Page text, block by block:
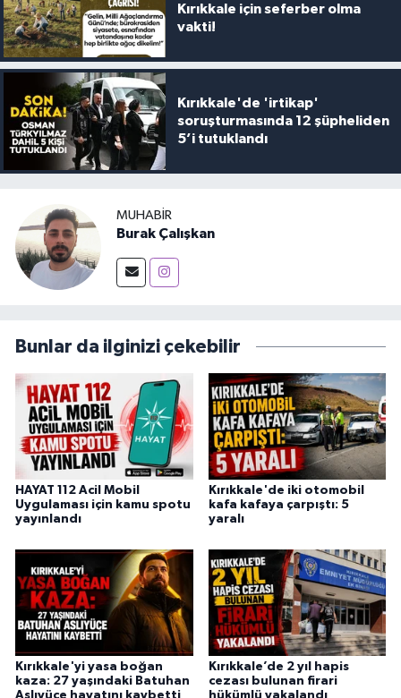
Kırıkkale için seferber olma
vakti!
Kırıkkale'de 'irtikap'
soruşturmasında 12 şüpheliden
5’i tutuklandı
MUHABIR
Burak Çalışkan
Bunlar da ilginizi çekebilir
HAYAT 112 Acil Mobil
Uygulaması için kamu spotu
yayınlandı
Kırıkkale'de iki otomobil
kafa kafaya çarpıştı: 5
yaralı
Kırıkkale'yi yasa boğan
kaza: 27 yaşındaki Batuhan
Aslıyüce hayatını kaybetti
Kırıkkale’de 2 yıl hapis
cezası bulunan firari
hükümlü yakalandı